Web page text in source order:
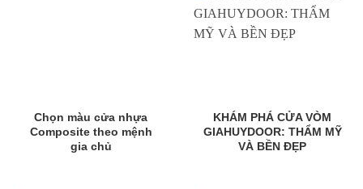
Chọn màu cửa nhựa
Composite theo mệnh
gia chủ
KHÁM PHÁ CỬA VÒM
GIAHUYDOOR: THẨM MỸ
VÀ BỀN ĐẸP